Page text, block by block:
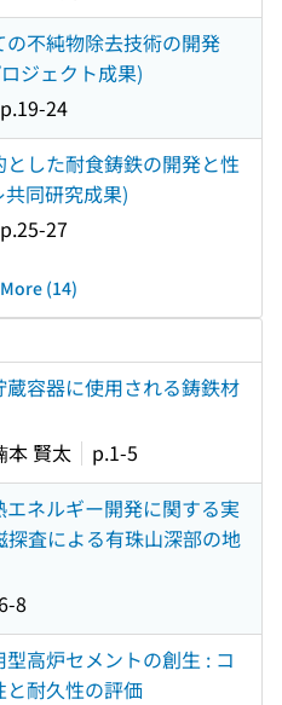
不純物除去技術の開発
ジェクト成果)
p.19-24
した耐食鋳鉄の開発と性
同研究成果)
p.25-27
(14)
容器に使用される鋳鉄材
本 賢太
p.1-5
ネルギー開発に関する実
探査による有珠山深部の地
8
高炉セメントの創生 : コ
と耐久性の評価